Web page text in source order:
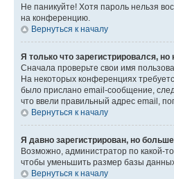
Не паникуйте! Хотя пароль нельзя
на конференцию.
Вернуться к началу
Я только что зарегистрировался, но
Сначала проверьте свои имя
На некоторых конференциях
было прислано email-сообщение,
что ввели правильный адрес email,
Вернуться к началу
Я давно зарегистрирован, но
Возможно, администратор по какой-
чтобы уменьшить размер базы
Вернуться к началу